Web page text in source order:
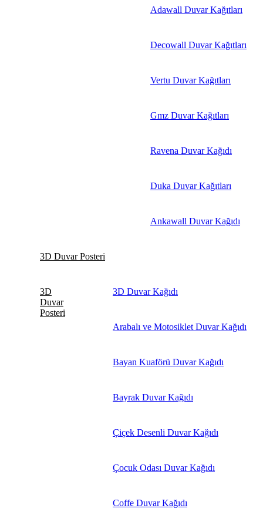
Adawall Duvar Kağıtları
Decowall Duvar Kağıtları
Vertu Duvar Kağıtları
Gmz Duvar Kağıtları
Ravena Duvar Kağıdı
Duka Duvar Kağıtları
Ankawall Duvar Kağıdı
3D Duvar Posteri
3D
Duvar
Posteri
3D Duvar Kağıdı
Arabalı ve Motosiklet Duvar Kağıdı
Bayan Kuaförü Duvar Kağıdı
Bayrak Duvar Kağıdı
Çiçek Desenli Duvar Kağıdı
Çocuk Odası Duvar Kağıdı
Coffe Duvar Kağıdı